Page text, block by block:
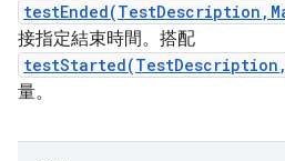
接指定結束時間。搭配
量。